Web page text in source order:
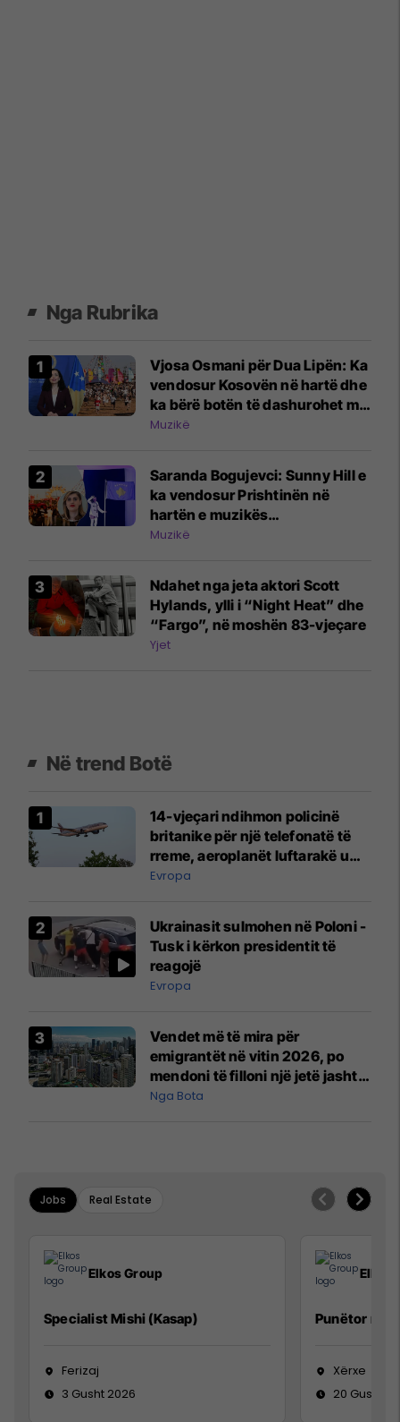
Nga Rubrika
Vjosa Osmani për Dua Lipën: Ka
vendosur Kosovën në hartë dhe
ka bërë botën të dashurohet me
të
Muzikë
Saranda Bogujevci: Sunny Hill e
ka vendosur Prishtinën në
hartën e muzikës
ndërkombëtare
Muzikë
Ndahet nga jeta aktori Scott
Hylands, ylli i “Night Heat” dhe
“Fargo”, në moshën 83-vjeçare
Yjet
Në trend Botë
14-vjeçari ndihmon policinë
britanike për një telefonatë të
rreme, aeroplanët luftarakë u
ngritën në ajër për të
Mançesterit
Evropa
Ukrainasit sulmohen në Poloni -
Tusk i kërkon presidentit të
reagojë
Evropa
Vendet më të mira për
emigrantët në vitin 2026, po
mendoni të filloni një jetë jashtë
vendit?
Nga Bota
Jobs Real Estate
Elkos Group
Specialist Mishi (Kasap)
Ferizaj
3 Gusht 2026
Elkos
Punëtor në
Xërxe
20 Gusht